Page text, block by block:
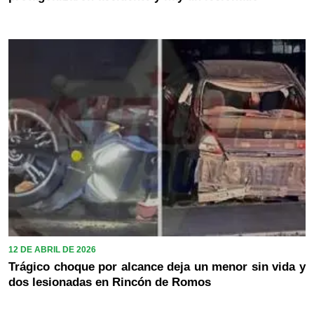
12 DE ABRIL DE 2026
Trágico choque por alcance deja un menor sin vida y
dos lesionadas en Rincón de Romos